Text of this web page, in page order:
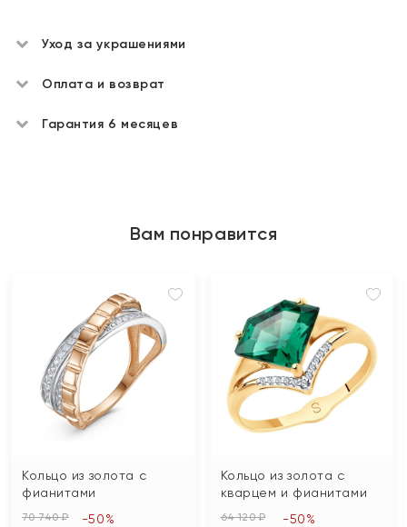
Уход за украшениями
Оплата и возврат
Гарантия 6 месяцев
Вам понравится
Кольцо из золота с
фианитами
70 740 ₽ -50%
Кольцо из золота с
кварцем и фианитами
64 120 ₽ -50%